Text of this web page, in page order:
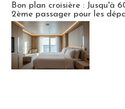
Bon plan croisière : Jusqu'à
2ème passager pour les